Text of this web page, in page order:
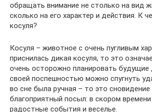
обращать внимание не столько на вид
сколько на его характер и действия. К
косуля?
Косуля – животное с очень пугливым
приснилась дикая косуля, то это
очень осторожно планировать будущие
своей поспешностью можно спугнуть
во сне была ручная – то это сновидение
благоприятный посыл: в скором
радостные события и веселье.